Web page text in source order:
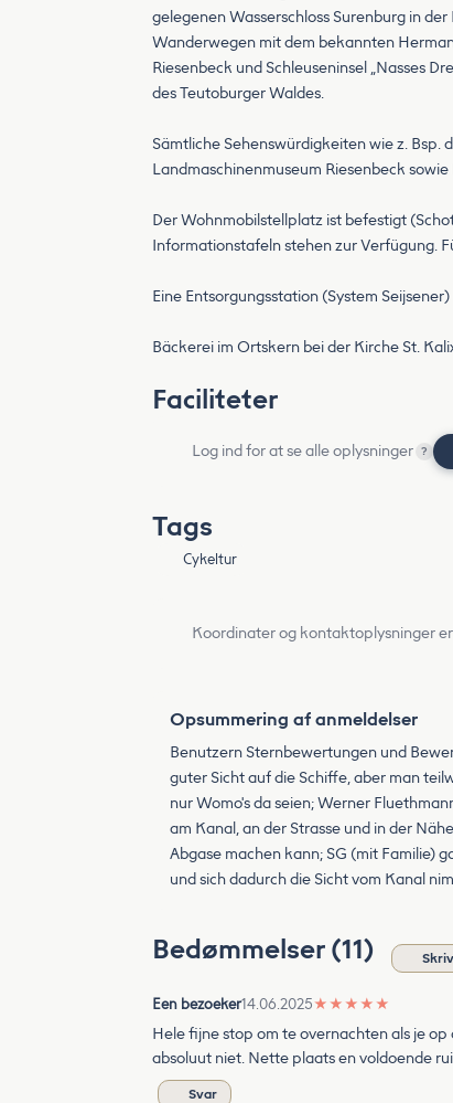
gelegenen Wasserschloss Surenburg in
Wanderwegen mit dem bekannten
Riesenbeck und Schleuseninsel „Nasses
des Teutoburger Waldes.
Sämtliche Sehenswürdigkeiten wie z. Bsp.
Landmaschinenmuseum Riesenbeck
Der Wohnmobilstellplatz ist befestigt
Informationstafeln stehen zur Verfügung.
Eine Entsorgungsstation (System
Bäckerei im Ortskern bei der Kirche St.
Faciliteter
Log ind for at se alle oplysninger ?
Tags
Cykeltur
Koordinater og kontaktoplysninger
Opsummering af anmeldelser
Benutzern Sternbewertungen und
guter Sicht auf die Schiffe, aber man
nur Womo's da seien; Werner
am Kanal, an der Strasse und in der
Abgase machen kann; SG (mit Familie)
und sich dadurch die Sicht vom Kanal
Bedømmelser (11)
Een bezoeker14.06.2025★ ★ ★ ★ ★
Hele fijne stop om te overnachten als je
absoluut niet. Nette plaats en voldoende
Svar